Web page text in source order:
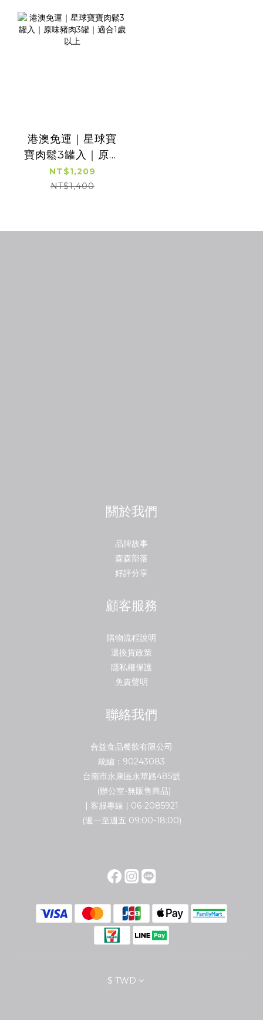
港澳免運｜星球寶
寶肉鬆3罐入｜原味
豬肉3罐｜適合1歲
以上
NT$1,209
NT$1,400
關於我們
品牌故事
森森部落
好評分享
顧客服務
購物流程說明
退換貨政策
隱私權保護
免責聲明
聯絡我們
合益食品餐飲有限公司
統編：90243083
台南市永康區永華路485號
(辦公室-無販售商品)
| 客服專線 | 06-2085921
(週一至週五 09:00-18:00)
$ TWD